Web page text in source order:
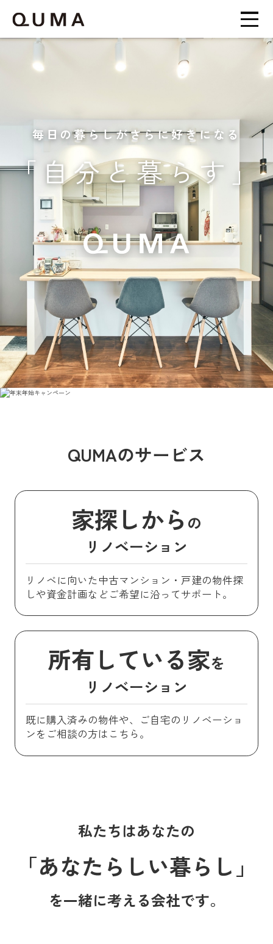
毎日の暮らしがさらに好きになる
「自分と暮らす」
QUMAのサービス
家探しから の
リノベーション
リノベに向いた中古マンション・戸建の物件探
しや資金計画などご希望に沿ってサポート。
所有している家を
リノベーション
既に購入済みの物件や、ご自宅のリノベーショ
ンをご相談の方はこちら。
私たちはあなたの
「あなたらしい暮らし」
を一緒に考える会社です。